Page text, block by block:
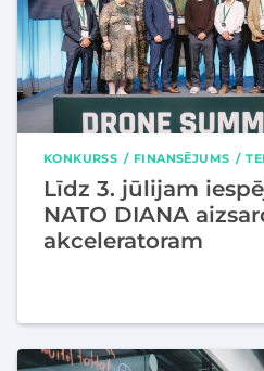
KONKURSS FINANSĒJUMS
Līdz 3. jūlijam
NATO DIANA
akceleratoram